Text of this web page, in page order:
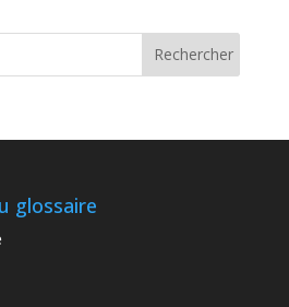
glossaire